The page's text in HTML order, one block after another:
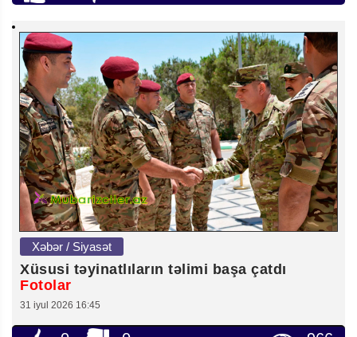
Xəbər / Siyasət
Xüsusi təyinatlıların təlimi başa çatdı
Fotolar
31 iyul 2026 16:45